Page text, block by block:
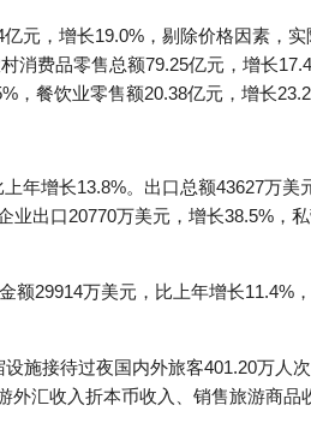
元，增长19.0%，剔除价格因素，
消费品零售总额79.25亿元，增长
，餐饮业零售额20.38亿元，增长
年增长13.8%。出口总额43627万
业出口20770万美元，增长38.5%
额29914万美元，比上年增长
施接待过夜国内外旅客401.20万人
外汇收入折本币收入、销售旅游商品